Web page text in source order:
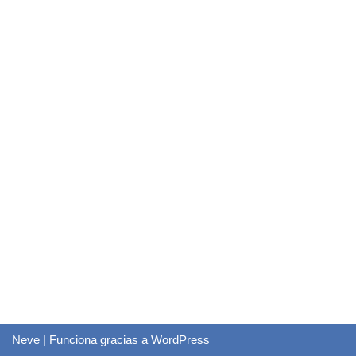
Neve | Funciona gracias a WordPress